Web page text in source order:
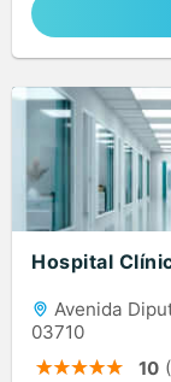
Hospital
Avenida
03710
10